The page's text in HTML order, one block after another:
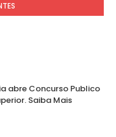
abre Concurso Publico
Saiba Mais